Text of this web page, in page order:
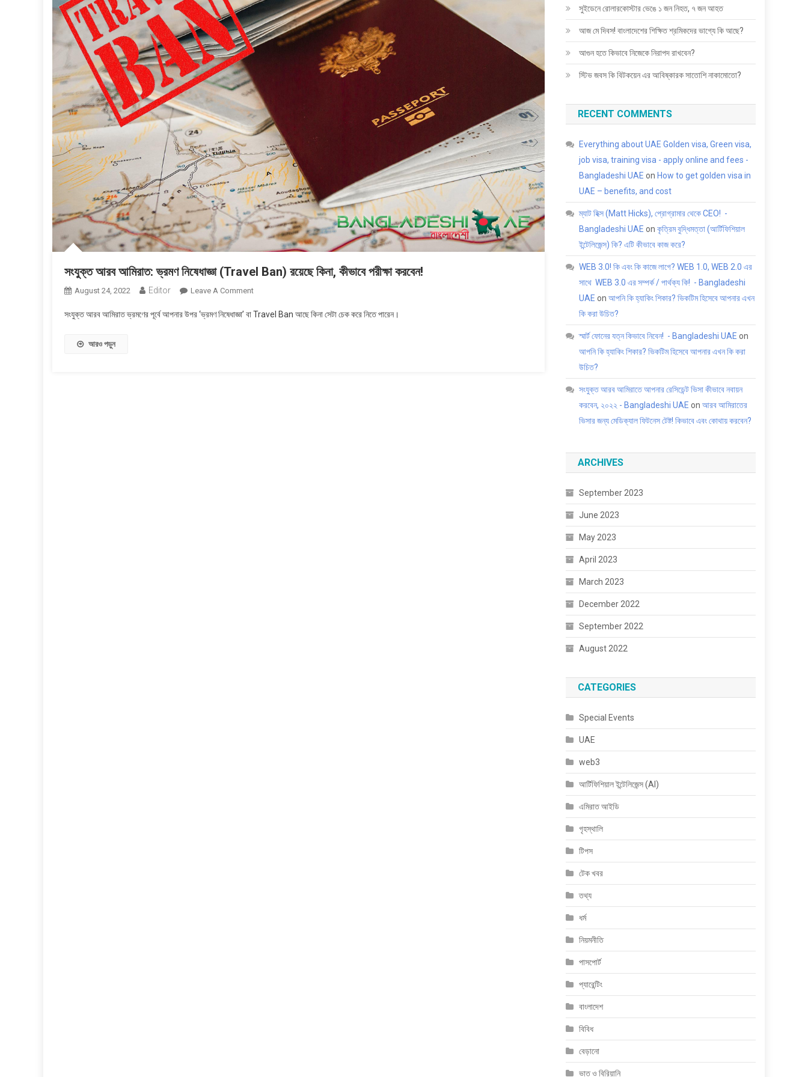
সংযুক্ত আরব আমিরাত: ভ্রমণ নিষেধাজ্ঞা (Travel Ban) রয়েছে কিনা, কীভাবে পরীক্ষা করবেন!
August 24, 2022 Editor Leave A CommentOn
আরব
সংযুক্ত আরব আমিরাত ভ্রমণের পূর্বে আপনার উপর ‘ভ্রমণ নিষেধাজ্ঞা’ বা Travel Ban আছে কিনা সেটা চেক করে নিতে পারেন।
আরও পড়ুন
সুইডেনে রোলারকোস্টার ভেঙে ১ জন নিহত, ৭ জন আহত
আজ মে দিবস! বাংলাদেশের শিক্ষিত শ্রমিকদের ভাগ্যে কি আছে?
আগুন হতে কিভাবে নিজেকে নিরাপদ রাখবেন?
স্টিভ জবস কি বিটকয়েন এর আবিষ্কারক সাতোশি নাকামোতো?
RECENT COMMENTS
Everything about UAE Golden visa, Green visa,
job visa, training visa - apply online and fees -
Bangladeshi UAE on How to get golden visa in
UAE – benefits, and cost
ম্যাট হিক্স (Matt Hicks), প্রোগ্রামার থেকে CEO! -
Bangladeshi UAE onকৃত্রিম বুদ্ধিমত্তা (আর্টিফিশিয়াল
ইন্টেলিজেন্স) কি? এটি কীভাবে কাজ করে?
WEB 3.0! কি এবং কি কাজে লাগে? WEB 1.0, WEB 2.0 এর
সাথে WEB 3.0 এর সম্পর্ক / পার্থক্য কি! - Bangladeshi
UAE onআপনি কি হ্যাকিং শিকার? ভিকটিম হিসেবে আপনার এখন
কি করা উচিত?
স্মার্ট ফোনের যত্ন কিভাবে নিবেন! - Bangladeshi UAE on
আপনি কি হ্যাকিং শিকার? ভিকটিম হিসেবে আপনার এখন কি করা
উচিত?
সংযুক্ত আরব আমিরাতে আপনার রেসিডেন্ট ভিসা কীভাবে নবায়ন
করবেন, ২০২২ - Bangladeshi UAE onআরব আমিরাতের
ভিসার জন্য মেডিক্যাল ফিটনেস টেষ্ট! কিভাবে এবং কোথায় করবেন?
ARCHIVES
September 2023
June 2023
May 2023
April 2023
March 2023
December 2022
September 2022
August 2022
CATEGORIES
Special Events
UAE
web3
আর্টিফিশিয়াল ইন্টেলিজেন্স (AI)
এমিরাত আইডি
গৃহস্থালি
টিপস
টেক খবর
তথ্য
ধর্ম
নিয়মনীতি
পাসপোর্ট
প্যারেন্টিং
বাংলাদেশ
বিবিধ
বেড়ানো
ভাত ও বিরিয়ানি